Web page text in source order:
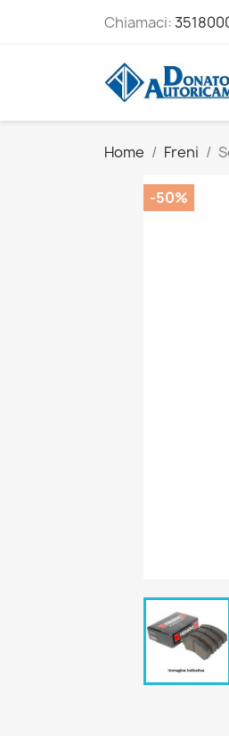
Chiamaci:
Home Freni
-50%